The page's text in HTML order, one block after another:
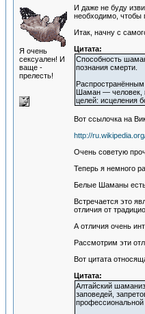
Я очень
сексуален! И
ваще -
прелесть!
И даже не буду
необходимо, чтобы
Итак, начну с
Цитата:
Способность
познания смерти.
Шаман — человек,
целей: исцеления
Вот ссылочка на
http://
Очень советую
Теперь я немного
Белые Шаманы
Встречается это
отличия от
А отличия очень
Рассмотрим эти
Вот цитата
Цитата:
Алтайский
заповедей,